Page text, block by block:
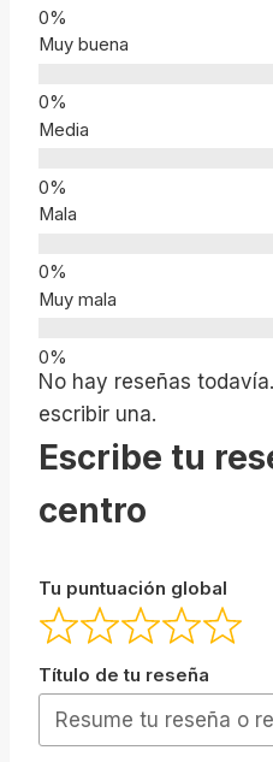
Muy buena
Media
Mala
Muy mala
No hay reseñas
escribir una.
Escribe tu
centro
Tu puntuación global
Título de tu reseña